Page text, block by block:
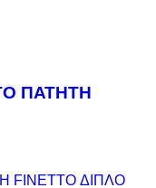
ΠΑΤΗΤΗ